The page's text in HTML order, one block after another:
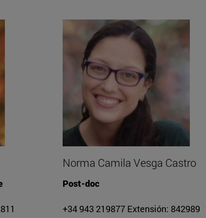
Norma Camila Vesga Castro
Post-doc
+34 943 219877 Extensión: 842989